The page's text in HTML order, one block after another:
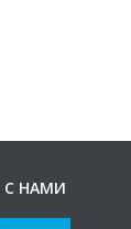
С НАМИ